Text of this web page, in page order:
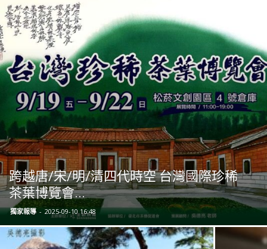
跨越唐/宋/明/清四代時空 台灣國際珍稀
茶葉博覽會...
獨家報導 - 2025-09-10 16:48